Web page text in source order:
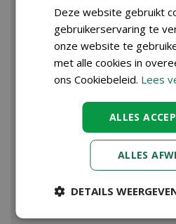
Deze website gebruikt
gebruikerservaring te
onze website te
met alle cookies in
ons Cookiebeleid. Lees
ALLES
ALLES
DETAILS